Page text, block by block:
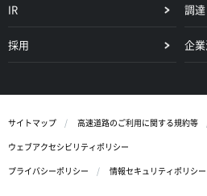
IR 調
採用 企
サイトマップ 高速道路のご利用に関する規約等
ウェブアクセシビリティポリシー
プライバシーポリシー
情報セキュリティポリシー